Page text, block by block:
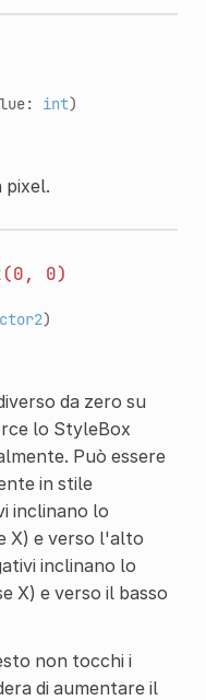
int)
pixel.
0)
)
da zero su
lo StyleBox
Può essere
in stile
inclinano lo
X) e verso l'alto
inclinano lo
X) e verso il basso
non tocchi i
di aumentare il